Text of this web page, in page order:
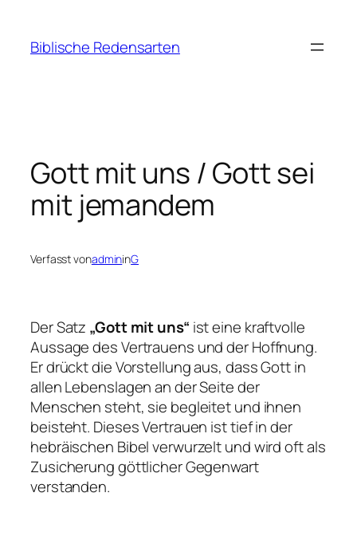
springen
Biblische Redensarten
Gott mit uns / Gott sei
mit jemandem
Verfasst vonadmininG
Der Satz „Gott mit uns“ ist eine kraftvolle
Aussage des Vertrauens und der Hoffnung.
Er drückt die Vorstellung aus, dass Gott in
allen Lebenslagen an der Seite der
Menschen steht, sie begleitet und ihnen
beisteht. Dieses Vertrauen ist tief in der
hebräischen Bibel verwurzelt und wird oft als
Zusicherung göttlicher Gegenwart
verstanden.